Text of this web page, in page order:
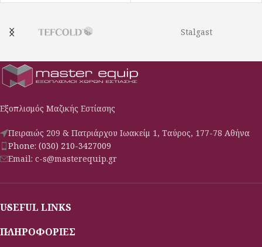
Stalgast
Εξοπλισμός Μαζικής Εστίασης
Πειραιώς 209 & Πατριάρχου Ιωακείμ 1, Ταύρος, 177-78 Αθήνα
Phone: (030) 210-3427009
Email: c-s@masterequip.gr
USEFUL LINKS
ΠΛΗΡΟΦΟΡΙΕΣ